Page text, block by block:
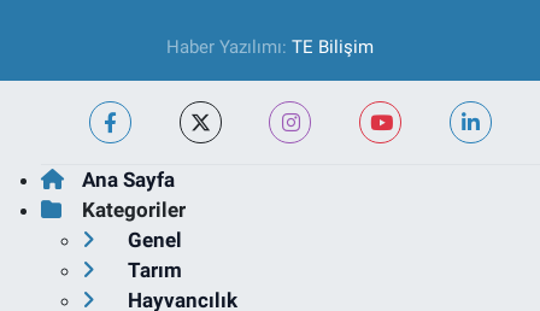
Haber Yazılımı: TE Bilişim
Ana Sayfa
Kategoriler
Genel
Tarım
Hayvancılık